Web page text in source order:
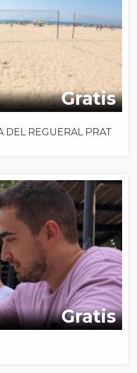
Gratis
DEL REGUERAL PRAT
Gratis